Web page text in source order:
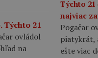
Týchto 21
ovládol
na
Týchto 21
najviac
Pogačar
piatykrát,
ešte viac